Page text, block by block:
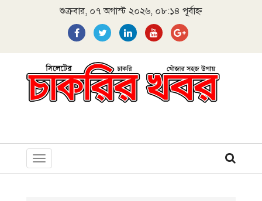
শুক্রবার, ০৭ অগাস্ট ২০২৬, ০৮:১৪ পূর্বাহ্ন
Toggle
navigation